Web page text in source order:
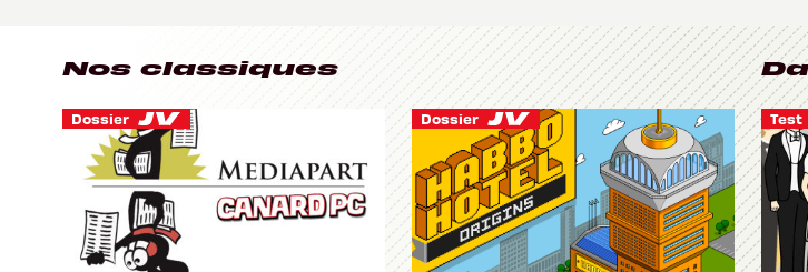
Nos classiques
Dossier Dossier Test